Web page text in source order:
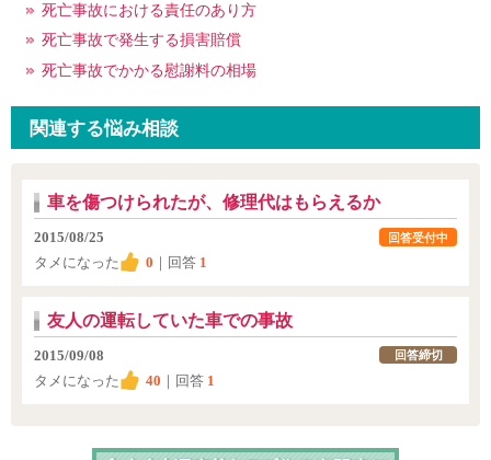
死亡事故における責任のあり方
死亡事故で発生する損害賠償
死亡事故でかかる慰謝料の相場
関連する悩み相談
車を傷つけられたが、修理代はもらえるか
2015/08/25
タメになった
0 ｜回答 1
回答受付中
友人の運転していた車での事故
2015/09/08
タメになった
40 ｜回答 1
回答締切